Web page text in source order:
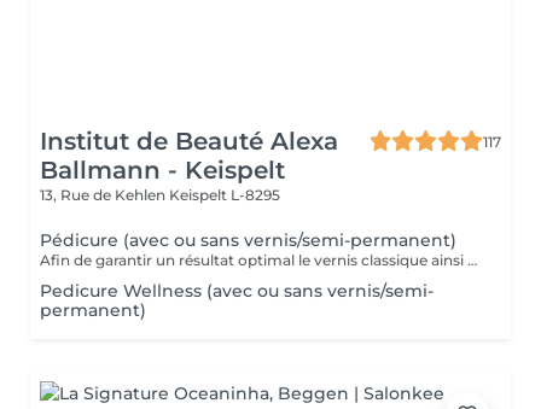
Institut de Beauté Alexa
Ballmann - Keispelt
117
13, Rue de Kehlen Keispelt L-8295
Pédicure (avec ou sans vernis/semi-permanent)
Afin de garantir un résultat optimal le vernis classique ainsi que le vernis semi-permanent sont proposés exclusivement en complément d'une pédicure et ne peuvent pas être réservés seuls.
Pedicure Wellness (avec ou sans vernis/semi-
permanent)